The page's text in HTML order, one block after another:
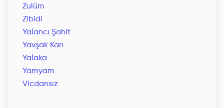
Zulüm
Zibidi
Yalancı Şahit
Yavşak Karı
Yalaka
Yamyam
Vicdansız